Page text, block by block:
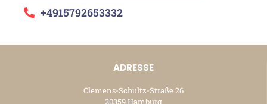
+4915792653332
ADRESSE
Clemens-Schultz-Straße 26
20359 Hamburg